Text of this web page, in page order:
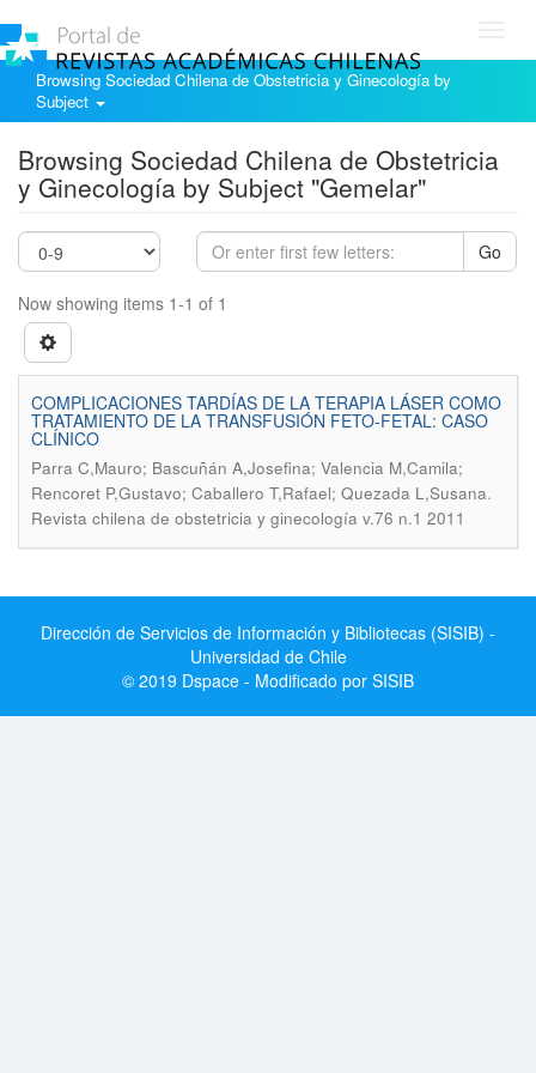
Browsing Sociedad Chilena de Obstetricia y Ginecología by
Subject
Browsing Sociedad Chilena de Obstetricia
y Ginecología by Subject "Gemelar"
Go
Now showing items 1-1 of 1
COMPLICACIONES TARDÍAS DE LA TERAPIA LÁSER COMO
TRATAMIENTO DE LA TRANSFUSIÓN FETO-FETAL: CASO
CLÍNICO
Parra C,Mauro; Bascuñán A,Josefina; Valencia M,Camila;
Rencoret P,Gustavo; Caballero T,Rafael; Quezada L,Susana.
Revista chilena de obstetricia y ginecología v.76 n.1 2011
Dirección de Servicios de Información y Bibliotecas (SISIB) -
Universidad de Chile
© 2019 Dspace - Modificado por SISIB